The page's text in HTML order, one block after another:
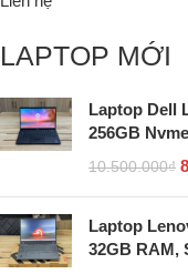
LAPTOP MỚI
Laptop Dell
256GB
10.500.000₫
Laptop
32GB RAM,